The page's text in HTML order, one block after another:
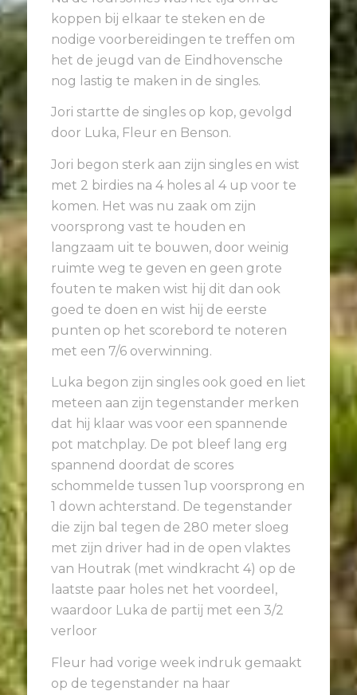
koppen bij elkaar te steken en de
nodige voorbereidingen te treffen om
het de jeugd van de Eindhovensche
nog lastig te maken in de singles.
Jori startte de singles op kop, gevolgd
door Luka, Fleur en Benson.
Jori begon sterk aan zijn singles en wist
met 2 birdies na 4 holes al 4 up voor te
komen. Het was nu zaak om zijn
voorsprong vast te houden en
langzaam uit te bouwen, door weinig
ruimte weg te geven en geen grote
fouten te maken wist hij dit dan ook
goed te doen en wist hij de eerste
punten op het scorebord te noteren
met een 7/6 overwinning.
Luka begon zijn singles ook goed en liet
meteen aan zijn tegenstander merken
dat hij klaar was voor een spannende
pot matchplay. De pot bleef lang erg
spannend doordat de scores
schommelde tussen 1up voorsprong en
1 down achterstand. De tegenstander
die zijn bal tegen de 280 meter sloeg
met zijn driver had in de open vlaktes
van Houtrak (met windkracht 4) op de
laatste paar holes net het voordeel,
waardoor Luka de partij met een 3/2
verloor
Fleur had vorige week indruk gemaakt
op de tegenstander na haar